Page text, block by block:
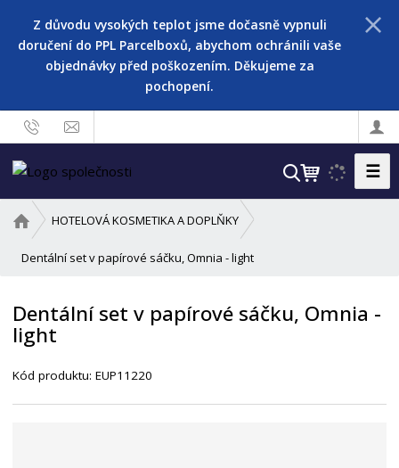
Z důvodu vysokých teplot jsme dočasně vypnuli
doručení do PPL Parcelboxů, abychom ochránili vaše
objednávky před poškozením. Děkujeme za
pochopení.
V
☰
v
o
í
s
r
HOTELOVÁ KOSMETIKA A DOPLŇKY
Dentální set v papírové sáčku, Omnia - light
Dentální set v papírové sáčku, Omnia -
light
Kód produktu:EUP11220